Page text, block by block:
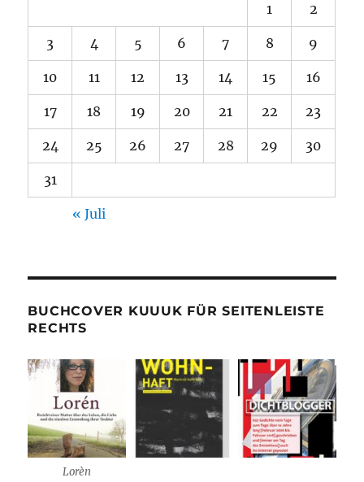
1 2
3 4 5 6 7 8 9
10 11 12 13 14 15 16
17 18 19 20 21 22 23
24 25 26 27 28 29 30
31
« Juli
BUCHCOVER KUUUK FÜR SEITENLEISTE
RECHTS
Lorèn